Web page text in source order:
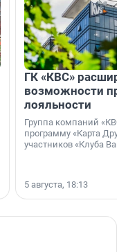
ГК «КВС»
возможности
лояльности
Группа компаний
программу «Карта
участников «Клуба
5 августа, 18:13